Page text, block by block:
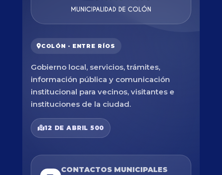
COLÓN · ENTRE RÍOS
Gobierno local, servicios, trámites,
información pública y comunicación
institucional para vecinos, visitantes e
instituciones de la ciudad.
12 DE ABRIL 500
CONTACTOS MUNICIPALES